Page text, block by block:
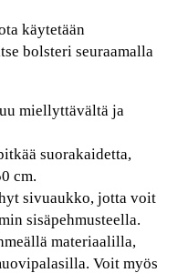
käytetään
bolsteri seuraamalla
miellyttävältä ja
suorakaidetta,
cm.
sivuaukko, jotta voit
sisäpehmusteella.
materiaalilla,
Voit myös